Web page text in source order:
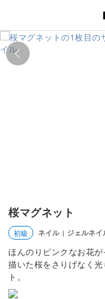
桜マグネット
初級 ネイル | ジェルネイ
ほんのりピンクなお花
描いた桜をさりげなく
ト。